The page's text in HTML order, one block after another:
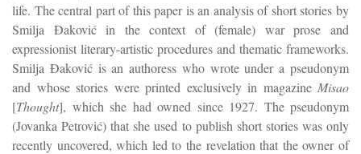
life. The central part of this paper is an analysis of short stories by
Smilja Đaković in the context of (female) war prose and
expressionist literary-artistic procedures and thematic frameworks.
Smilja Đaković is an authoress who wrote under a pseudonym
and whose stories were printed exclusively in magazine Misao
[Thought], which she had owned since 1927. The pseudonym
(Jovanka Petrović) that she used to publish short stories was only
recently uncovered, which led to the revelation that the owner of